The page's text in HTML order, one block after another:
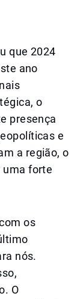
que 2024
ano
o
presença
e
a região, o
uma forte
os
nós.
O